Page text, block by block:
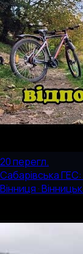
20перегл.
Сабарівська
Вінниця ·